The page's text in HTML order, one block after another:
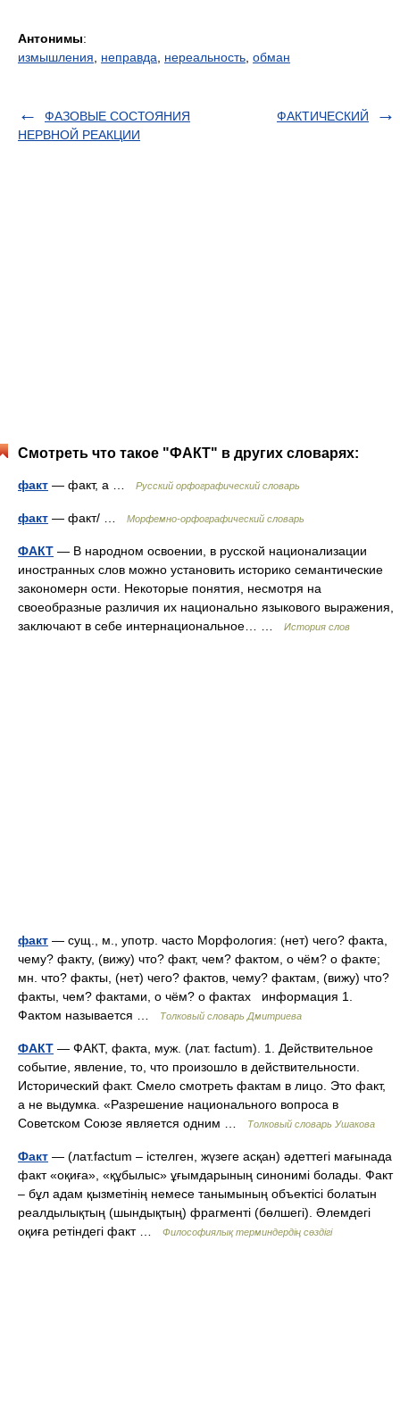
Антонимы:
измышления
неправда нереальность обман
ФАЗОВЫЕ СОСТОЯНИЯ
НЕРВНОЙ РЕАКЦИИ
ФАКТИЧЕСКИЙ
Смотреть что такое "ФАКТ" в других словарях:
факт — факт, а … Русский орфографический словарь
факт — факт/ … Морфемно-орфографический словарь
ФАКТ — В народном освоении, в русской национализации
иностранных слов можно установить историко семантические
закономерн ости. Некоторые понятия, несмотря на
своеобразные различия их национально языкового выражения,
заключают в себе интернациональное… …
История слов
факт — сущ., м., употр. часто Морфология: (нет) чего? факта,
чему? факту, (вижу) что? факт, чем? фактом, о чём? о факте;
мн. что? факты, (нет) чего? фактов, чему? фактам, (вижу) что?
факты, чем? фактами, о чём? о фактах информация 1.
Фактом называется …
Толковый словарь Дмитриева
ФАКТ — ФАКТ, факта, муж. (лат. factum). 1. Действительное
событие, явление, то, что произошло в действительности.
Исторический факт. Смело смотреть фактам в лицо. Это факт,
а не выдумка. «Разрешение национального вопроса в
Советском Союзе является одним …
Толковый словарь Ушакова
Факт — (лат.factum – істелген, жүзеге асқан) әдеттегі мағынада
факт «оқиға», «құбылыс» ұғымдарының синонимі болады. Факт
– бұл адам қызметінің немесе танымының объектісі болатын
реалдылықтың (шындықтың) фрагменті (бөлшегі). Әлемдегі
оқиға ретіндегі факт …
Философиялық терминдердің сөздігі